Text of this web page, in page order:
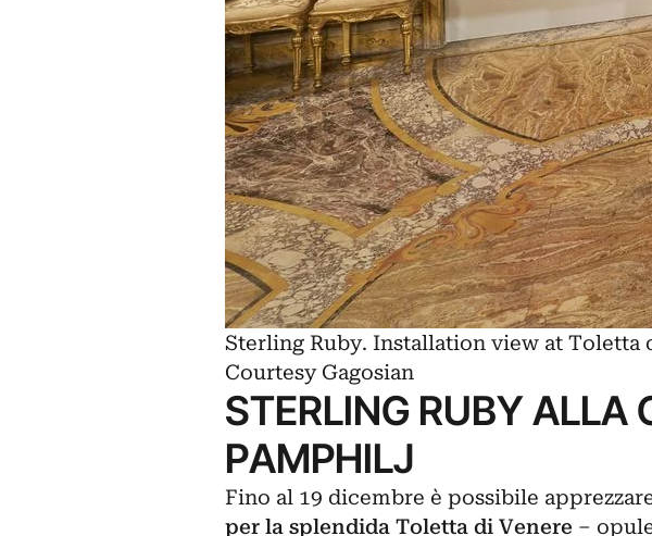
Sterling Ruby. Installation view at Toletta
Courtesy Gagosian
STERLING RUBY ALLA
PAMPHILJ
Fino al 19 dicembre è possibile
per la splendida Toletta di Venere ‒